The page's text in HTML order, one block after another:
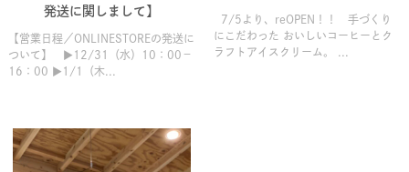
発送に関しまして】
【営業日程／ONLINESTOREの発送に
ついて】 ▶12/31（水）10：00－
16：00 ▶1/1（木...
7/5より、reOPEN！！ 手づくり
にこだわった おいしいコーヒーとク
ラフトアイスクリーム。 ...